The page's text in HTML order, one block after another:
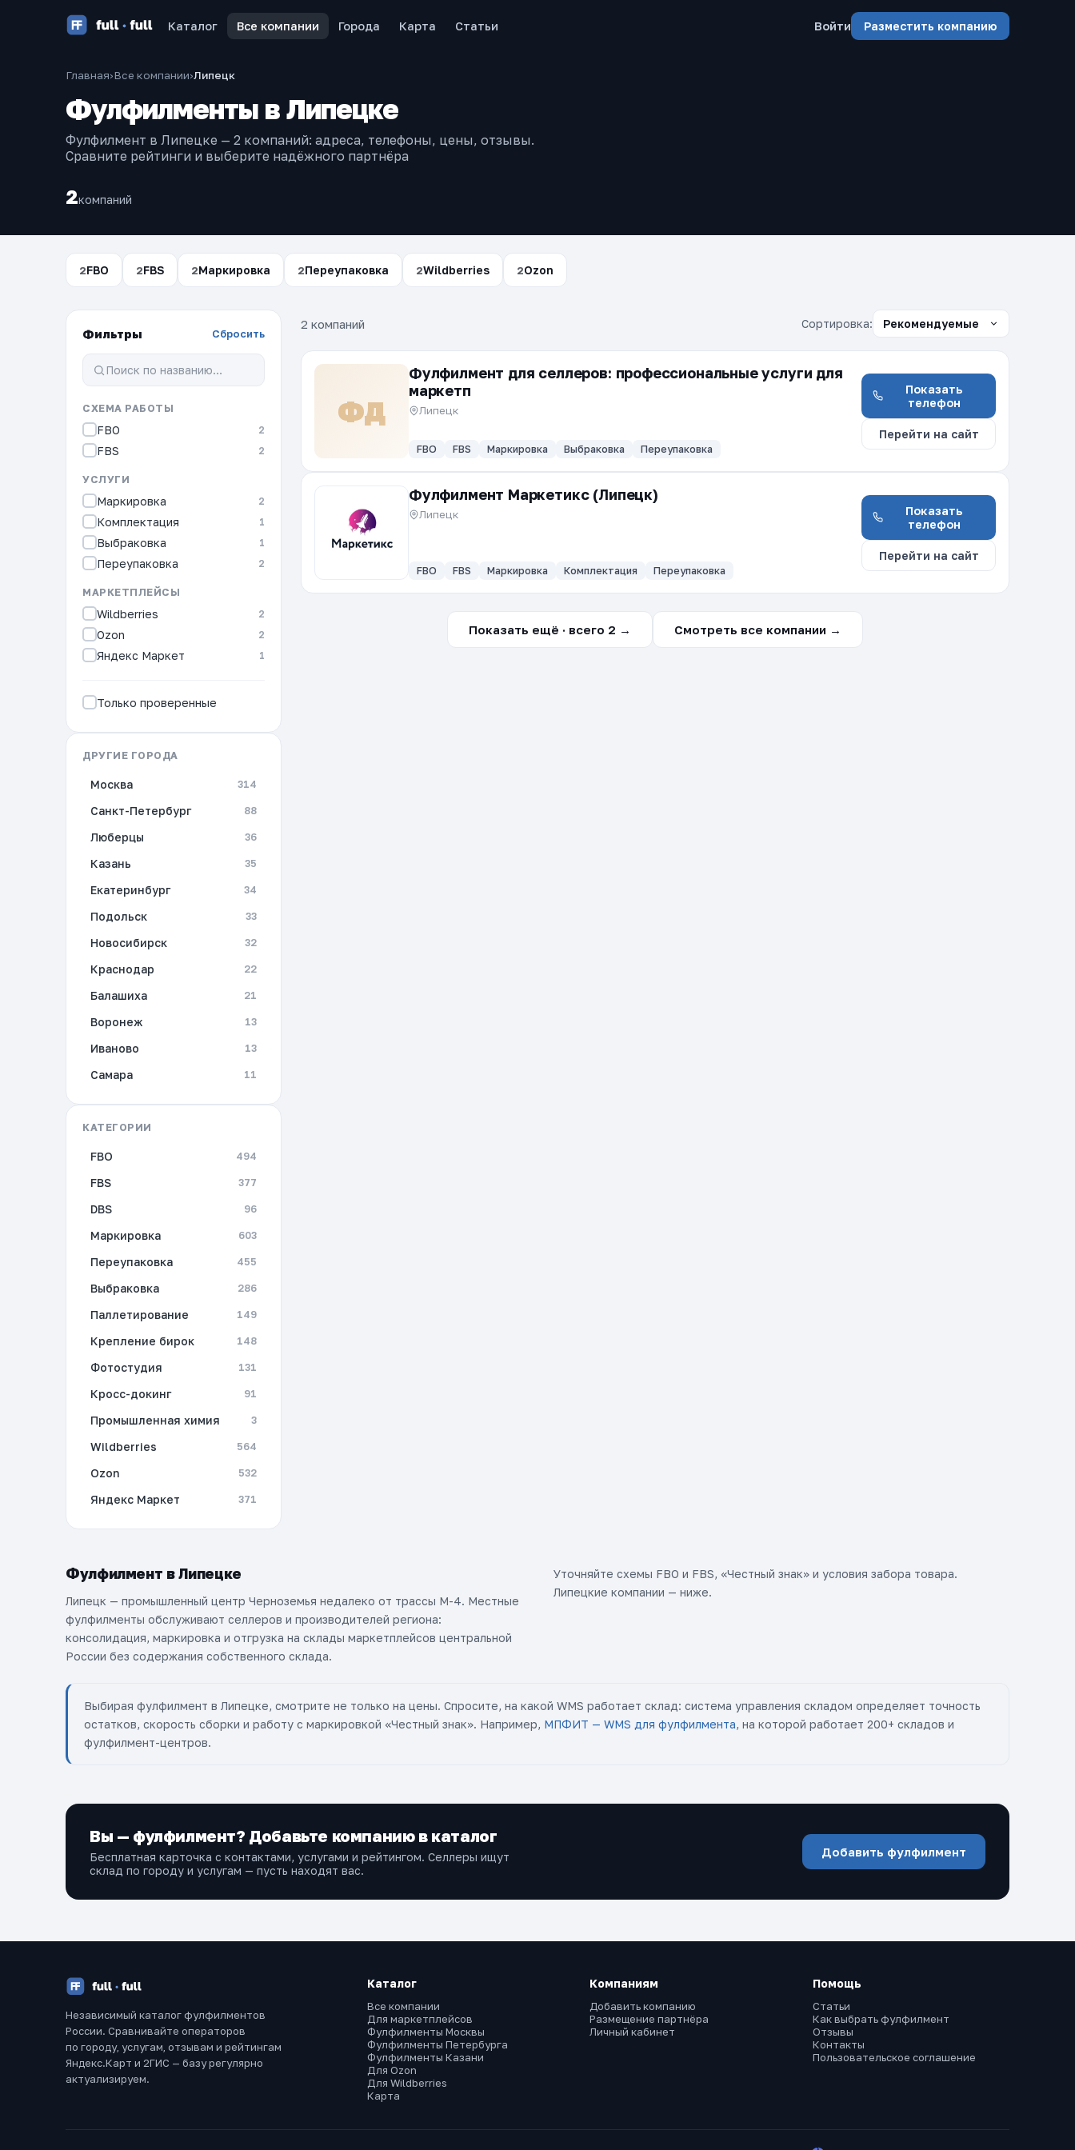
Каталог Все компании Города Карта Статьи Войти Разместить компанию
Главная›Все компании›Липецк
Фулфилменты в Липецке
Фулфилмент в Липецке — 2 компаний: адреса, телефоны, цены, отзывы.
Сравните рейтинги и выберите надёжного партнёра
2компаний
2FBO 2FBS 2Маркировка 2Переупаковка 2Wildberries 2Ozon
Фильтры Сбросить
СХЕМА РАБОТЫ
FBO 2
FBS 2
УСЛУГИ
Маркировка 2
Комплектация 1
Выбраковка 1
Переупаковка 2
МАРКЕТПЛЕЙСЫ
Wildberries 2
Ozon 2
Яндекс Маркет 1
Только проверенные
ДРУГИЕ ГОРОДА
Москва 314
Санкт-Петербург 88
Люберцы 36
Казань 35
Екатеринбург 34
Подольск 33
Новосибирск 32
Краснодар 22
Балашиха 21
Воронеж 13
Иваново 13
Самара 11
КАТЕГОРИИ
FBO 494
FBS 377
DBS 96
Маркировка 603
Переупаковка 455
Выбраковка 286
Паллетирование 149
Крепление бирок 148
Фотостудия 131
Кросс-докинг 91
Промышленная химия 3
Wildberries 564
Ozon 532
Яндекс Маркет 371
2 компаний Сортировка:
ФД
Фулфилмент для селлеров: профессиональные услуги для
маркетп
Липецк
FBO FBS Маркировка Выбраковка Переупаковка
Показать
телефон
Перейти на сайт
Фулфилмент Маркетикс (Липецк)
Липецк
FBO FBS Маркировка Комплектация Переупаковка
Показать
телефон
Перейти на сайт
Показать ещё · всего 2 → Смотреть все компании →
Фулфилмент в Липецке
Липецк — промышленный центр Черноземья недалеко от трассы М-4. Местные
фулфилменты обслуживают селлеров и производителей региона:
консолидация, маркировка и отгрузка на склады маркетплейсов центральной
России без содержания собственного склада.
Уточняйте схемы FBO и FBS, «Честный знак» и условия забора товара.
Липецкие компании — ниже.
Выбирая фулфилмент в Липецке, смотрите не только на цены. Спросите, на какой WMS работает склад: система управления складом определяет точность
остатков, скорость сборки и работу с маркировкой «Честный знак». Например, МПФИТ — WMS для фулфилмента, на которой работает 200+ складов и
фулфилмент-центров.
Вы — фулфилмент? Добавьте компанию в каталог
Бесплатная карточка с контактами, услугами и рейтингом. Селлеры ищут
склад по городу и услугам — пусть находят вас.
Добавить фулфилмент
Независимый каталог фулфилментов
России. Сравнивайте операторов
по городу, услугам, отзывам и рейтингам
Яндекс.Карт и 2ГИС — базу регулярно
актуализируем.
Каталог
Все компании
Для маркетплейсов
Фулфилменты Москвы
Фулфилменты Петербурга
Фулфилменты Казани
Для Ozon
Для Wildberries
Карта
Компаниям
Добавить компанию
Размещение партнёра
Личный кабинет
Помощь
Статьи
Как выбрать фулфилмент
Отзывы
Контакты
Пользовательское соглашение